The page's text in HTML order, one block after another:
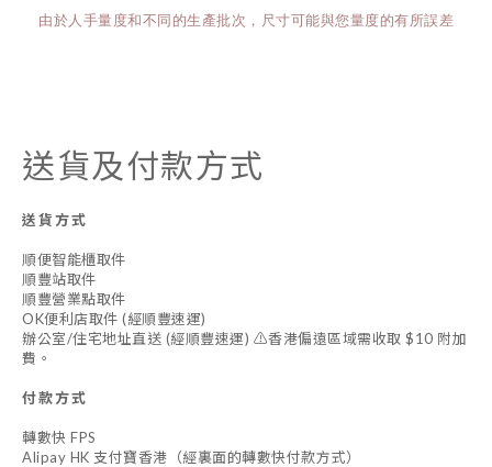
由於人手量度和不同的生產批次，尺寸可能與您量度的有所誤差
送貨及付款方式
送貨方式
順便智能櫃取件
順豐站取件
順豐營業點取件
OK便利店取件 (經順豐速運)
辦公室/住宅地址直送 (經順豐速運) ⚠️香港偏遠區域需收取 $10 附加
費。
付款方式
轉數快 FPS
Alipay HK 支付寶香港（經裏面的轉數快付款方式）